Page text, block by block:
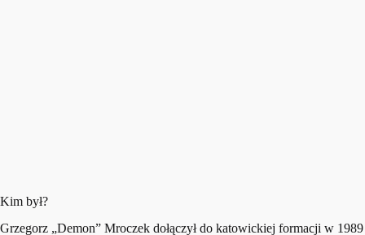
Kim był?
Grzegorz „Demon” Mroczek dołączył do katowickiej formacji w 1989